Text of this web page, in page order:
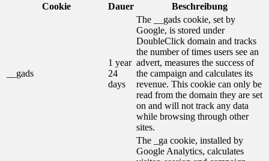
Cookie
Dauer Beschreibung
__gads
1 year
24
days
The __gads cookie, set by
Google, is stored under
DoubleClick domain and tracks
the number of times users see an
advert, measures the success of
the campaign and calculates its
revenue. This cookie can only be
read from the domain they are set
on and will not track any data
while browsing through other
sites.
The _ga cookie, installed by
Google Analytics, calculates